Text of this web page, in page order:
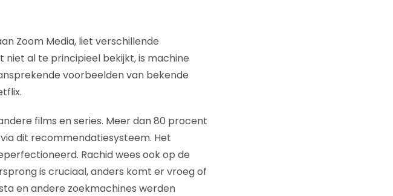
Zoom Media, liet verschillende
niet al te principieel bekijkt, is machine
voorbeelden van bekende
films en series. Meer dan 80 procent
dit recommendatiesysteem. Het
Rachid wees ook op de
is cruciaal, anders komt er vroeg of
en andere zoekmachines werden